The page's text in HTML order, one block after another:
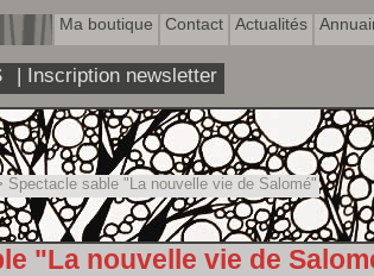
"La nouvelle vie de
Spectacle sable "La nouvelle vie de Salomé"
Ma boutique Contact Actualités
| Inscription newsletter